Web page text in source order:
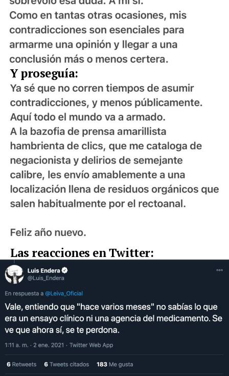
Y proseguía:
Las reacciones en Twitter: